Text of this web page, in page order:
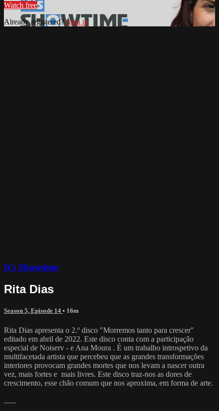
Watch free
Already registered?Sign in
It's Showtime
Rita Dias
Season 5, Episode 14 • 16m
Rita Dias apresenta o 2.º disco "Morremos tanto para crescer"
editado em abril de 2022. Este disco conta com a participação
especial de Noiserv - e Ana Moura . É um trabalho introspetivo da
multifacetada artista que percebeu que as grandes transformações
interiores provocam grandes mortes que nos levam a nascer outra
vez, mais fortes e mais livres. Este disco traz-nos as dores de
crescimento, esse chão comum que nos aproxima, em forma de arte.